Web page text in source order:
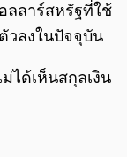
ลลาร์สหรัฐที่ใช้
วลงในปัจจุบัน
ได้เห็นสกุลเงิน